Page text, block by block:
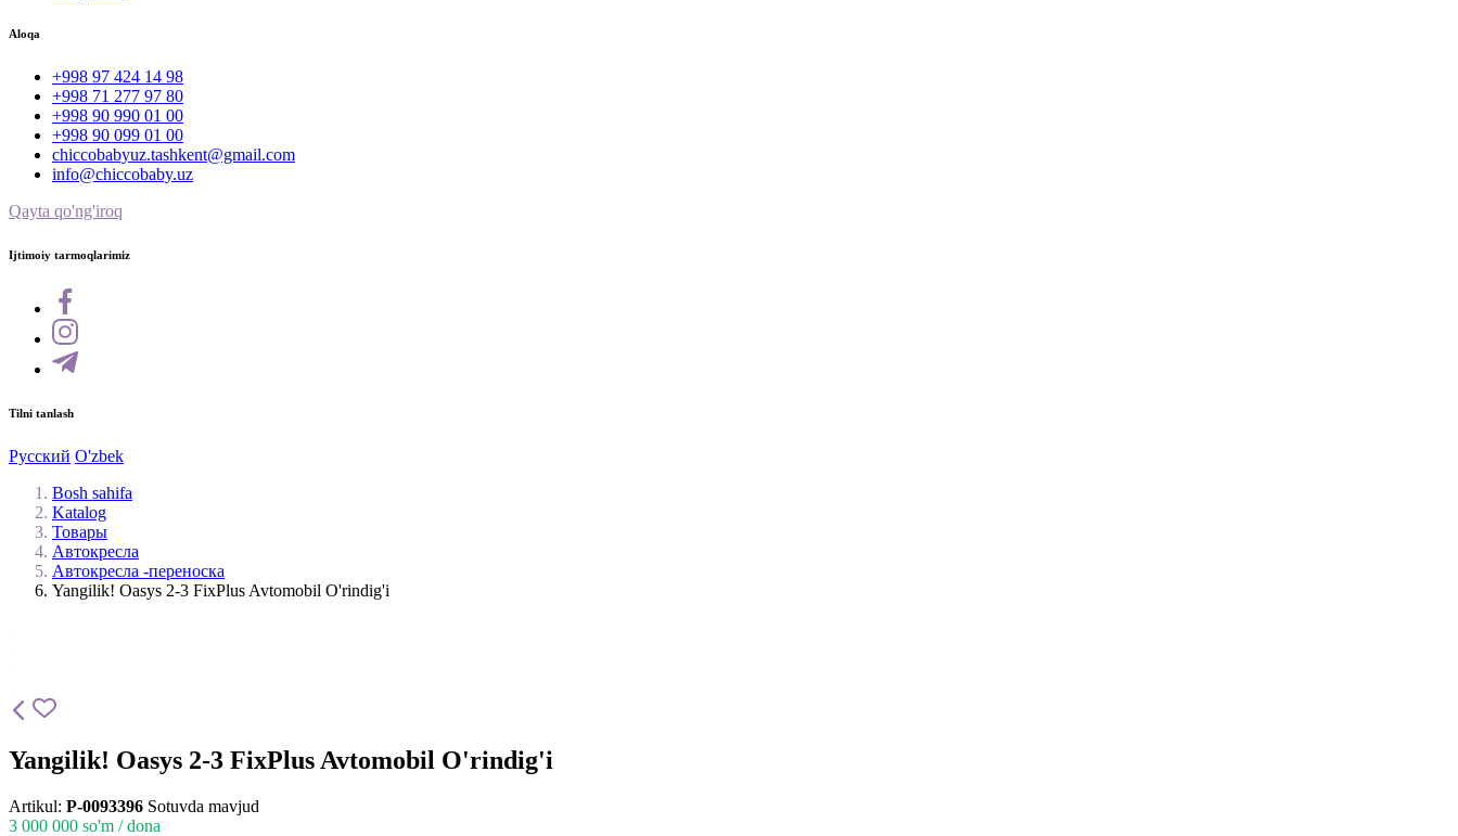
Aloqa
+998 97 424 14 98
+998 71 277 97 80
+998 90 990 01 00
+998 90 099 01 00
chiccobabyuz.tashkent@gmail.com
info@chiccobaby.uz
Qayta qo'ng'iroq
Ijtimoiy tarmoqlarimiz
Tilni tanlash
Русский O'zbek
Bosh sahifa
Katalog
Товары
Автокресла
Автокресла -переноска
Yangilik! Oasys 2-3 FixPlus Avtomobil O'rindig'i
Yangilik! Oasys 2-3 FixPlus Avtomobil O'rindig'i
Artikul: P-0093396 Sotuvda mavjud
3 000 000 so'm / dona